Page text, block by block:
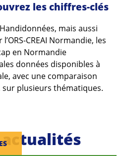
les chiffres-clés
mais aussi
CREAI Normandie, les
en Normandie
données disponibles à
avec une comparaison
plusieurs thématiques.